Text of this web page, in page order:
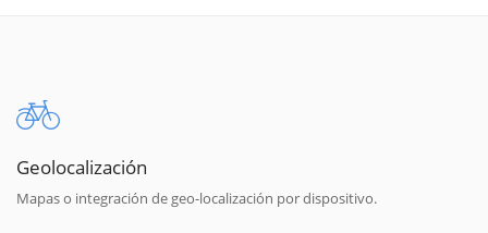
Geolocalización
Mapas o integración de geo-localización por dispositivo.